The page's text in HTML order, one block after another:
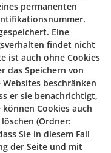
permanenten
Eine
findet nicht
ist auch ohne Cookies
das Speichern von
beschränken
er sie benachrichtigt,
Cookies auch
(Ordner:
Sie in diesem Fall
der Seite und mit